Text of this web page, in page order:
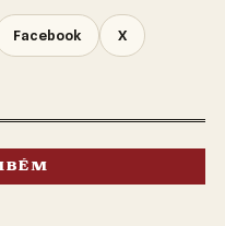
Facebook X